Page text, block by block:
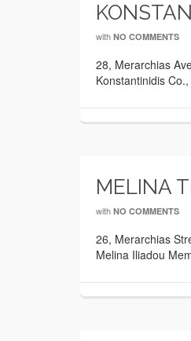
with NO COMMENTS
28, Merarchias
Konstantinidis
MELINA
with NO COMMENTS
26, Merarchias
Melina Iliadou